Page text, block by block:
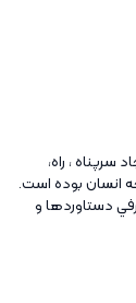
سرپناه ، راه،
انسان بوده است.
دستاوردها و